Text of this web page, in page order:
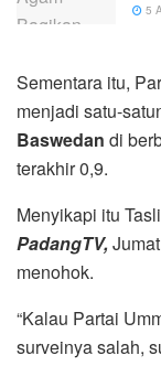
5
Sementara itu,
menjadi satu-
Baswedan di
terakhir 0,9.
Menyikapi itu
PadangTV,
menohok.
“Kalau Partai
surveinya salah,